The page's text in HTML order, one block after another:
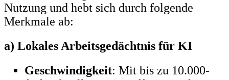
Nutzung und hebt sich durch folgende
Merkmale ab:
a) Lokales Arbeitsgedächtnis für KI
Geschwindigkeit: Mit bis zu 10.000-